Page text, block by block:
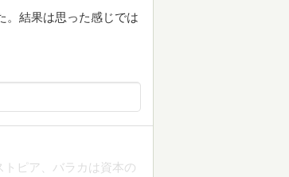
。結果は思った感じでは
ピア、バラカは資本の